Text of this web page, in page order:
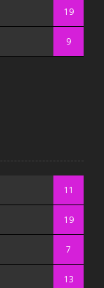
19
9
11
19
7
13